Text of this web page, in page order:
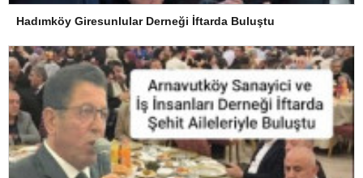
Hadımköy Giresunlular Derneği İftarda Buluştu